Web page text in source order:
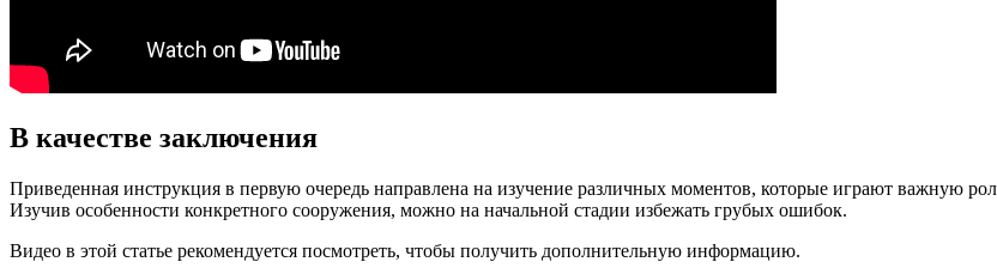
В качестве заключения
Приведенная инструкция в первую очередь направлена на изучение различных моментов, которые играют важную
Изучив особенности конкретного сооружения, можно на начальной стадии избежать грубых ошибок.
Видео в этой статье рекомендуется посмотреть, чтобы получить дополнительную информацию.